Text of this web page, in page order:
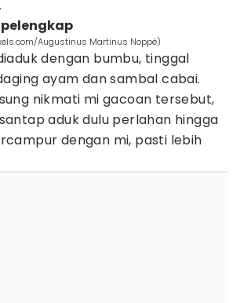
Augustinus Martinus Noppé)
dengan bumbu, tinggal
ayam dan sambal cabai.
nikmati mi gacoan tersebut,
aduk dulu perlahan hingga
dengan mi, pasti lebih